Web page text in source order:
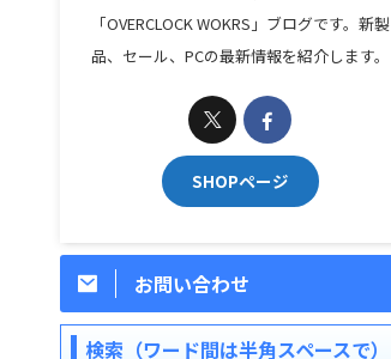
「OVERCLOCK WOKRS」ブログです。新製
品、セール、PCの最新情報を紹介します。
SHOPページ
お問い合わせ
検索（ワード間は半角スペースで）